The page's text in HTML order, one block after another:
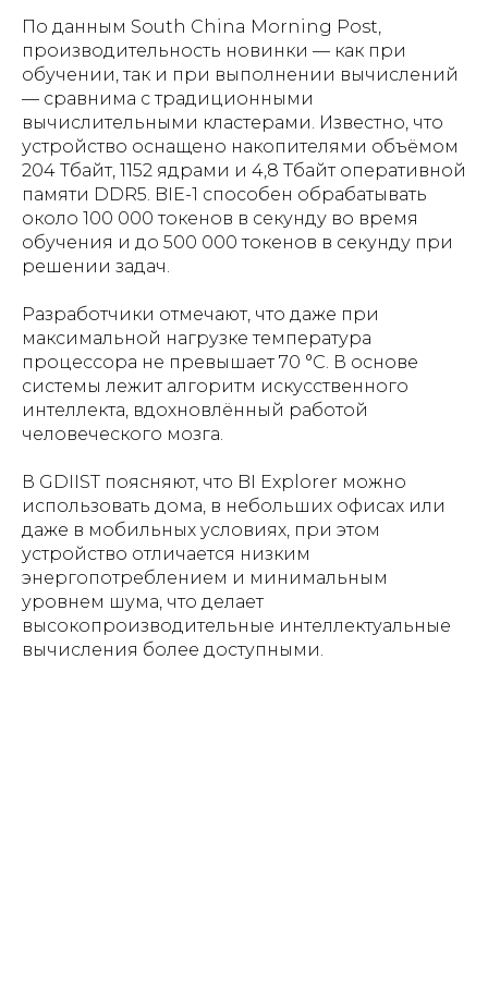
По данным South China Morning Post,
производительность новинки — как при
обучении, так и при выполнении вычислений
— сравнима с традиционными
вычислительными кластерами. Известно, что
устройство оснащено накопителями объёмом
204 Тбайт, 1152 ядрами и 4,8 Тбайт оперативной
памяти DDR5. BIE-1 способен обрабатывать
около 100 000 токенов в секунду во время
обучения и до 500 000 токенов в секунду при
решении задач.
Разработчики отмечают, что даже при
максимальной нагрузке температура
процессора не превышает 70 °C. В основе
системы лежит алгоритм искусственного
интеллекта, вдохновлённый работой
человеческого мозга.
В GDIIST поясняют, что BI Explorer можно
использовать дома, в небольших офисах или
даже в мобильных условиях, при этом
устройство отличается низким
энергопотреблением и минимальным
уровнем шума, что делает
высокопроизводительные интеллектуальные
вычисления более доступными.